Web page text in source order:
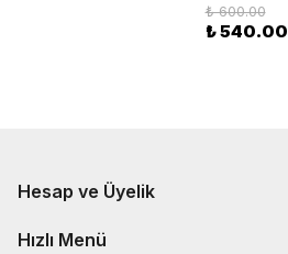
₺ 600.00
₺ 540.00
Hesap ve Üyelik
Hızlı Menü